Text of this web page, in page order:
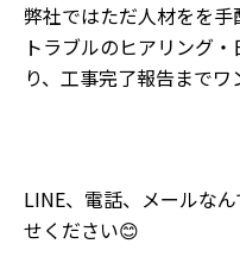
弊社ではただ人材をを
トラブルのヒアリング
り、工事完了報告までワ
LINE、電話、メールな
せください😊